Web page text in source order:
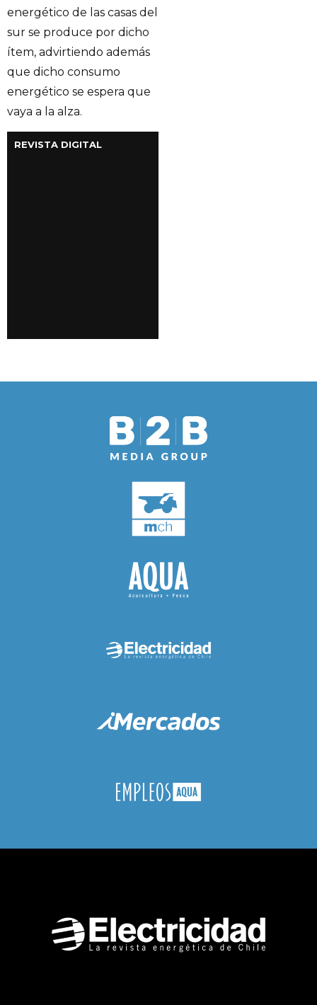
energético de las casas del
sur se produce por dicho
ítem, advirtiendo además
que dicho consumo
energético se espera que
vaya a la alza.
REVISTA DIGITAL